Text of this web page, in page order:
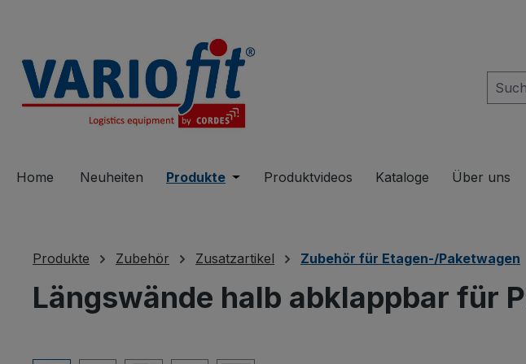
Home Neuheiten Produkte Öffne oder Schließe das Dropdown der
Produktvideos Kataloge Über uns
Produkte Zubehör Zusatzartikel Zubehör für Etagen-/Paketwagen
Längswände halb abklappbar für